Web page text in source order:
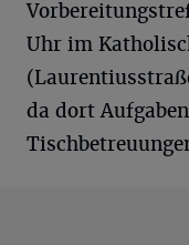
Uhr im
da dort